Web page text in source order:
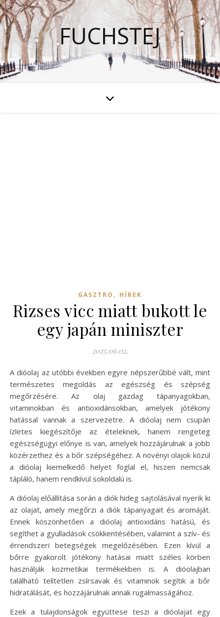
FUCHSTEJ
GASZTRO , HÍREK
Rizses vicc miatt bukott le
egy japán miniszter
2025.06.02.
A dióolaj az utóbbi években egyre népszerűbbé vált, mint
természetes megoldás az egészség és szépség
megőrzésére. Az olaj gazdag tápanyagokban,
vitaminokban és antioxidánsokban, amelyek jótékony
hatással vannak a szervezetre. A dióolaj nem csupán
ízletes kiegészítője az ételeknek, hanem rengeteg
egészségügyi előnye is van, amelyek hozzájárulnak a jobb
közérzethez és a bőr szépségéhez. A növényi olajok közül
a dióolaj kiemelkedő helyet foglal el, hiszen nemcsak
tápláló, hanem rendkívül sokoldalú is.
A dióolaj előállítása során a diók hideg sajtolásával nyerik ki
az olajat, amely megőrzi a diók tápanyagait és aromáját.
Ennek köszönhetően a dióolaj antioxidáns hatású, és
segíthet a gyulladások csökkentésében, valamint a szív- és
érrendszeri betegségek megelőzésében. Ezen kívül a
bőrre gyakorolt jótékony hatásai miatt széles körben
használják kozmetikai termékekben is. A dióolajban
található telítetlen zsírsavak és vitaminok segítik a bőr
hidratálását, és hozzájárulnak annak rugalmasságához.
Ezek a tulajdonságok együttese teszi a dióolajat egy